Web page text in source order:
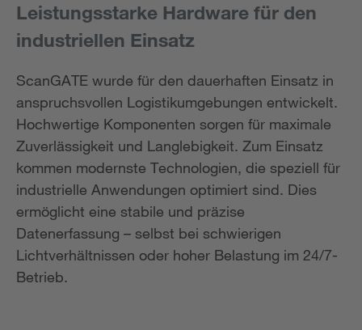
Leistungsstarke Hardware für den
industriellen Einsatz
ScanGATE wurde für den dauerhaften Einsatz in
anspruchsvollen Logistikumgebungen entwickelt.
Hochwertige Komponenten sorgen für maximale
Zuverlässigkeit und Langlebigkeit. Zum Einsatz
kommen modernste Technologien, die speziell für
industrielle Anwendungen optimiert sind. Dies
ermöglicht eine stabile und präzise
Datenerfassung – selbst bei schwierigen
Lichtverhältnissen oder hoher Belastung im 24/7-
Betrieb.